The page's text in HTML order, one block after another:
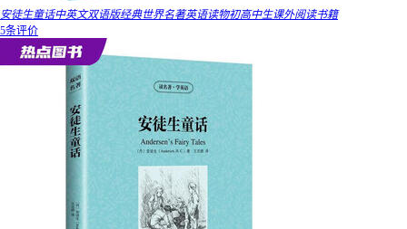
安徒生童话中英文双语版经典世界名著英语读物初高中生课外阅读书籍
5条评价